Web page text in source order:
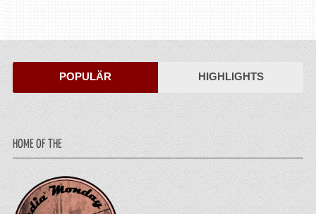
POPULÄR HIGHLIGHTS
HOME OF THE